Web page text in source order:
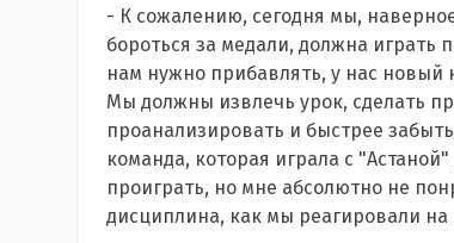
- К сожалению, сегодня мы,
бороться за медали, должна
нам нужно прибавлять, у нас новый
Мы должны извлечь урок, сделать
проанализировать и быстрее
команда, которая играла с
проиграть, но мне абсолютно не
дисциплина, как мы реагировали